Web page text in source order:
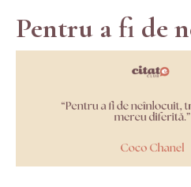
Pentru a fi de